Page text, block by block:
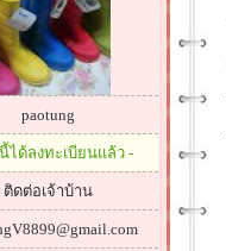
paotung
ได้ลงทะเบียนแล้ว -
ติดต่อเจ้าบ้าน